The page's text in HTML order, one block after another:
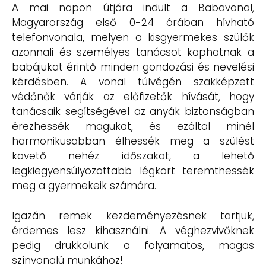
A mai napon útjára indult a Babavonal,
Magyarország első 0-24 órában hívható
telefonvonala, melyen a kisgyermekes szülők
azonnali és személyes tanácsot kaphatnak a
babájukat érintő minden gondozási és nevelési
kérdésben. A vonal túlvégén szakképzett
védőnők várják az előfizetők hívását, hogy
tanácsaik segítségével az anyák biztonságban
érezhessék magukat, és ezáltal minél
harmonikusabban élhessék meg a szülést
követő nehéz időszakot, a lehető
legkiegyensúlyozottabb légkört teremthessék
meg a gyermekeik számára.
Igazán remek kezdeményezésnek tartjuk,
érdemes lesz kihasználni. A véghezvivőknek
pedig drukkolunk a folyamatos, magas
színvonalú munkához!